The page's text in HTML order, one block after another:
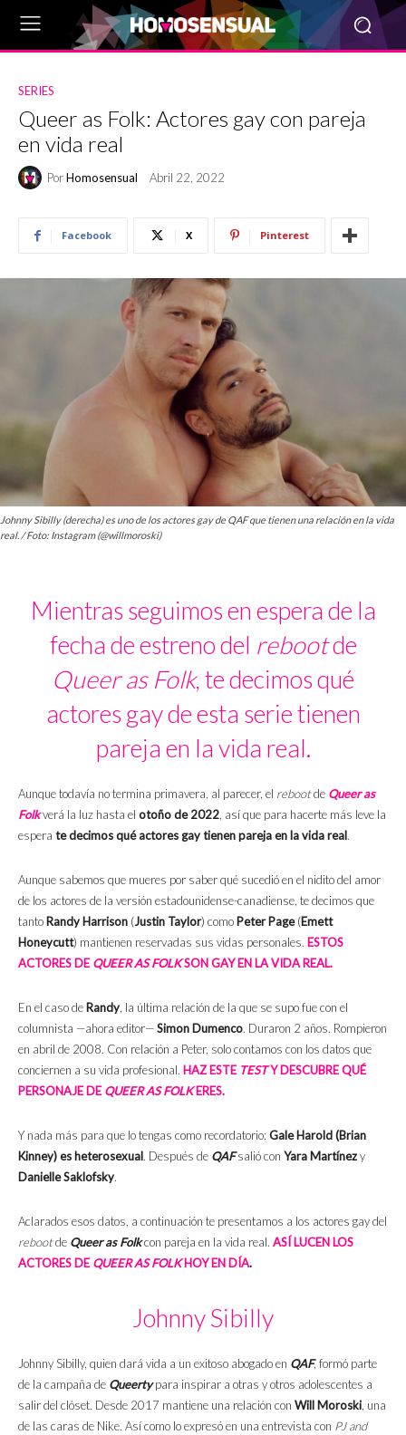
SERIES
Queer as Folk: Actores gay con pareja
en vida real
PorHomosensual Abril 22, 2022
Facebook X Pinterest
Johnny Sibilly (derecha) es uno de los actores gay de QAF que tienen una relación en la vida
real. / Foto: Instagram (@willmoroski)
Mientras seguimos en espera de la
fecha de estreno del rebootde
Queer as Folk, te decimos qué
actores gay de esta serie tienen
pareja en la vida real.
Aunque todavía no termina primavera, al parecer, el rebootde Queer as
Folkverá la luz hasta el otoño de 2022, así que para hacerte más leve la
espera te decimos qué actores gay tienen pareja en la vida real.
Aunque sabemos que mueres por saber qué sucedió en el nidito del amor
de los actores de la versión estadounidense-canadiense, te decimos que
tanto Randy Harrison (Justin Taylor) como Peter Page(Emett
Honeycutt) mantienen reservadas sus vidas personales. ESTOS
ACTORES DE QUEER AS FOLKSON GAY EN LA VIDA REAL.
En el caso de Randy, la última relación de la que se supo fue con el
columnista —ahora editor—Simon Dumenco. Duraron 2 años. Rompieron
en abril de 2008. Con relación a Peter, solo contamos con los datos que
conciernen a su vida profesional. HAZ ESTE TESTY DESCUBRE QUÉ
PERSONAJE DE QUEER AS FOLKERES.
Y nada más para que lo tengas como recordatorio: Gale Harold (Brian
Kinney) es heterosexual. Después de QAFsalió con Yara Martínezy
Danielle Saklofsky.
Aclarados esos datos, a continuación te presentamos a los actores gay del
rebootde Queer as Folkcon pareja en la vida real. ASÍ LUCEN LOS
ACTORES DE QUEER AS FOLKHOY EN DÍA.
Johnny Sibilly
Johnny Sibilly, quien dará vida a un exitoso abogado en QAF, formó parte
de la campaña de Queertypara inspirar a otras y otros adolescentes a
salir del clóset. Desde 2017 mantiene una relación con Will Moroski, una
de las caras de Nike. Así como lo expresó en una entrevista con PJ and